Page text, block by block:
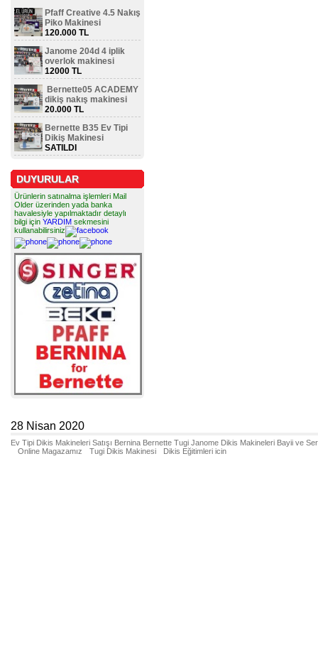
Pfaff Creative 4.5 Nakış
Piko Makinesi
120.000 TL
Janome 204d 4 iplik
overlok makinesi
12000 TL
Bernette05 ACADEMY
dikiş nakış makinesi
20.000 TL
Bernette B35 Ev Tipi
Dikiş Makinesi
SATILDI
DUYURULAR
Ürünlerin satınalma işlemleri Mail
Older üzerinden yada banka
havalesiyle yapılmaktadır detaylı
bilgi için YARDIM sekmesini
kullanabilirsiniz
28 Nisan 2020
Ev Tipi Dikis Makineleri Satışı Bernina Bernette Tugi Janome Dikis Makineleri Bayii ve
Online Magazamız
Tugi Dikis Makinesi Dikis Eğitimleri icin